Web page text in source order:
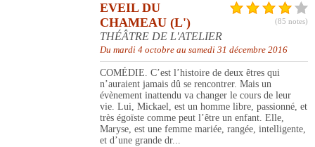
(85 notes)
EVEIL DU
CHAMEAU (L')
THÉÂTRE DE L'ATELIER
Du mardi 4 octobre au samedi 31 décembre 2016
COMÉDIE. C’est l’histoire de deux êtres qui
n’auraient jamais dû se rencontrer. Mais un
évènement inattendu va changer le cours de leur
vie. Lui, Mickael, est un homme libre, passionné, et
très égoïste comme peut l’être un enfant. Elle,
Maryse, est une femme mariée, rangée, intelligente,
et d’une grande dr...